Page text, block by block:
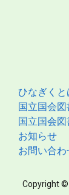
ひなぎくと
国立国会
国立国会
お知らせ
お問い合わ
Copyright ©